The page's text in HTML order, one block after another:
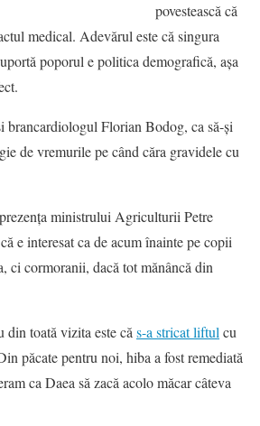
povestească că
medical. Adevărul este că singura
poporul e politica demografică, așa
brancardiologul Florian Bodog, ca să-și
de vremurile pe când căra gravidele cu
ministrului Agriculturii Petre
e interesat ca de acum înainte pe copii
ci cormoranii, dacă tot mănâncă din
toată vizita este că s-a stricat liftul cu
păcate pentru noi, hiba a fost remediată
ca Daea să zacă acolo măcar câteva